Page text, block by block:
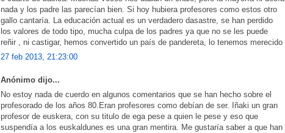
nada y los padre las parecían bien. Si hoy hubiera profesores como estos otro
gallo cantaría. La educación actual es un verdadero dasastre, se han perdido
los valores de todo tipo, mucha culpa de los padres ya que no se les puede
reñir , ni castigar, hemos convertido un país de pandereta, lo tenemos merecido
27 feb 2013, 21:23:00
Anónimo dijo...
No estoy nada de cuerdo en algunos comentarios que se han hecho sobre el
profesorado de los años 80.Eran profesores como debían de ser. Iñaki un gran
profesor de euskera, con su titulo de ega pese a quien le pese y eso que
suspendía a los euskaldunes es una gran mentira. Me gustaría saber a que han